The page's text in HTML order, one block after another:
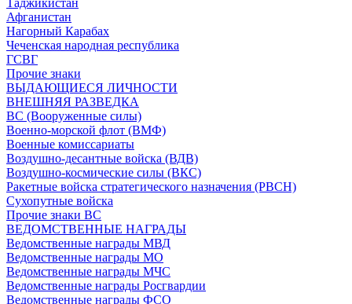
Таджикистан
Афганистан
Нагорный Карабах
Чеченская народная республика
ГСВГ
Прочие знаки
ВЫДАЮЩИЕСЯ ЛИЧНОСТИ
ВНЕШНЯЯ РАЗВЕДКА
ВС (Вооруженные силы)
Военно-морской флот (ВМФ)
Военные комиссариаты
Воздушно-десантные войска (ВДВ)
Воздушно-космические силы (ВКС)
Ракетные войска стратегического назначения (РВСН)
Сухопутные войска
Прочие знаки ВС
ВЕДОМСТВЕННЫЕ НАГРАДЫ
Ведомственные награды МВД
Ведомственные награды МО
Ведомственные награды МЧС
Ведомственные награды Росгвардии
Ведомственные награды ФСО